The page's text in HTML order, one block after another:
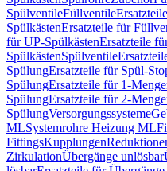
SpülventileFüllventile
SpülkästenErsatzteile für
für UP-SpülkästenErsatzteile
SpülkästenSpülventile
SpülungErsatzteile für Spül-
SpülungErsatzteile für 1-
SpülungErsatzteile für 2-
SpülungVersorgungssysteme
MLSystemrohre Heizung ML
FittingsKupplungen
ZirkulationÜbergänge unlösbar